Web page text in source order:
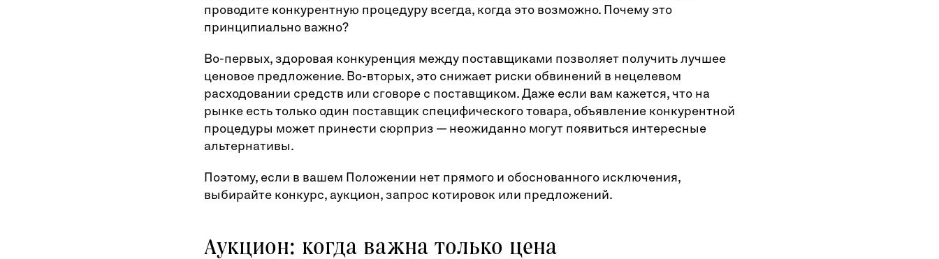
проводите конкурентную процедуру всегда, когда это возможно. Почему это
принципиально важно?
Во-первых, здоровая конкуренция между поставщиками позволяет получить лучшее
ценовое предложение. Во-вторых, это снижает риски обвинений в нецелевом
расходовании средств или сговоре с поставщиком. Даже если вам кажется, что на
рынке есть только один поставщик специфического товара, объявление конкурентной
процедуры может принести сюрприз — неожиданно могут появиться интересные
альтернативы.
Поэтому, если в вашем Положении нет прямого и обоснованного исключения,
выбирайте конкурс, аукцион, запрос котировок или предложений.
Аукцион: когда важна только цена